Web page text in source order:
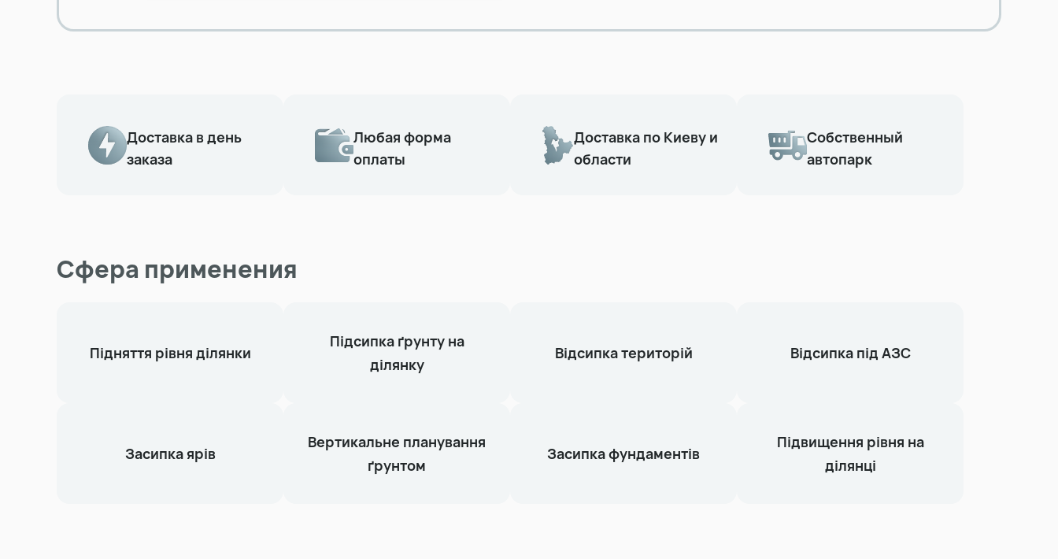
Доставка в день
заказа
Любая форма
оплаты
Доставка по Киеву и
области
Собственный
автопарк
Сфера применения
Підняття рівня ділянки
Підсипка ґрунту на
ділянку
Відсипка територій Відсипка під АЗС
Засипка ярів
Вертикальне планування
ґрунтом
Засипка фундаментів
Підвищення рівня на
ділянці